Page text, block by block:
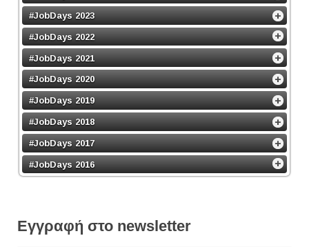
#JobDays 2023
#JobDays 2022
#JobDays 2021
#JobDays 2020
#JobDays 2019
#JobDays 2018
#JobDays 2017
#JobDays 2016
Εγγραφή στο newsletter